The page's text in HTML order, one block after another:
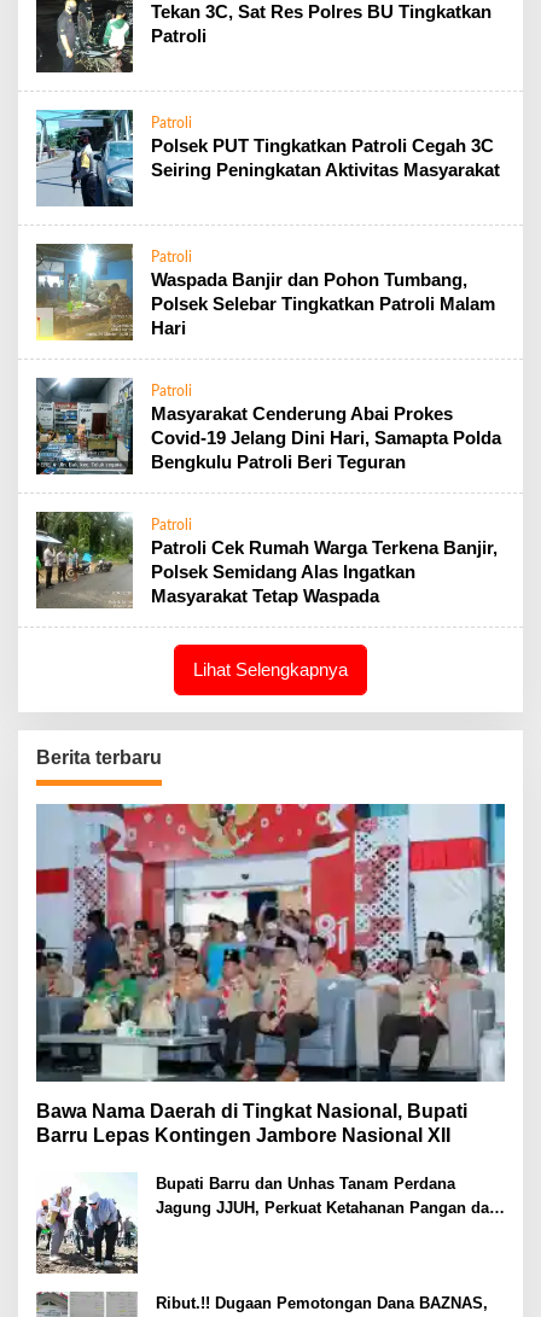
Tekan 3C, Sat Res Polres BU Tingkatkan
Patroli
Patroli
Polsek PUT Tingkatkan Patroli Cegah 3C
Seiring Peningkatan Aktivitas Masyarakat
Patroli
Waspada Banjir dan Pohon Tumbang,
Polsek Selebar Tingkatkan Patroli Malam
Hari
Patroli
Masyarakat Cenderung Abai Prokes
Covid-19 Jelang Dini Hari, Samapta Polda
Bengkulu Patroli Beri Teguran
Patroli
Patroli Cek Rumah Warga Terkena Banjir,
Polsek Semidang Alas Ingatkan
Masyarakat Tetap Waspada
Lihat Selengkapnya
Berita terbaru
Bawa Nama Daerah di Tingkat Nasional, Bupati
Barru Lepas Kontingen Jambore Nasional XII
Bupati Barru dan Unhas Tanam Perdana
Jagung JJUH, Perkuat Ketahanan Pangan dan
Ribut.!! Dugaan Pemotongan Dana BAZNAS,